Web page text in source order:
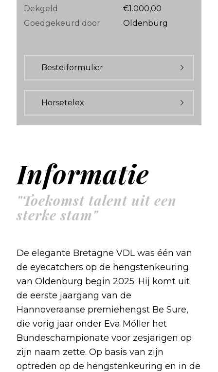
Dekgeld
€1.000,00
Goedgekeurd door
Oldenburg
Bestelformulier
Horsetelex
Informatie
"Toekomst talent uit een
sterke stam"
De elegante Bretagne VDL was één van
de eyecatchers op de hengstenkeuring
van Oldenburg begin 2025. Hij komt uit
de eerste jaargang van de
Hannoveraanse premiehengst Be Sure,
die vorig jaar onder Eva Möller het
Bundeschampionate voor zesjarigen op
zijn naam zette. Op basis van zijn
optreden op de hengstenkeuring en in de